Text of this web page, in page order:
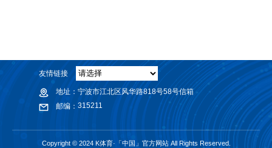
地址： 宁波市江北区风华路818号58号信箱
邮编： 315211
友情链接
Copyright © 2024 K体育·「中国」官方网站 All Rights Reserved.